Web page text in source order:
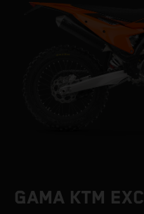
GAMA KTM EXC